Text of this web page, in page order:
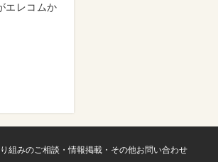
エレコムか
組みのご相談・情報掲載・その他お問い合わせ